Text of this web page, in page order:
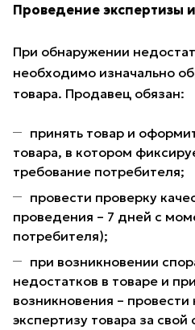
Проведение экспертизы
При обнаружении
необходимо изначально
товара. Продавец обязан:
принять товар и
товара, в котором
требование потребителя;
провести проверку
проведения – 7 дней с
потребителя);
при возникновении
недостатков в товаре и
возникновения –
экспертизу товара за свой